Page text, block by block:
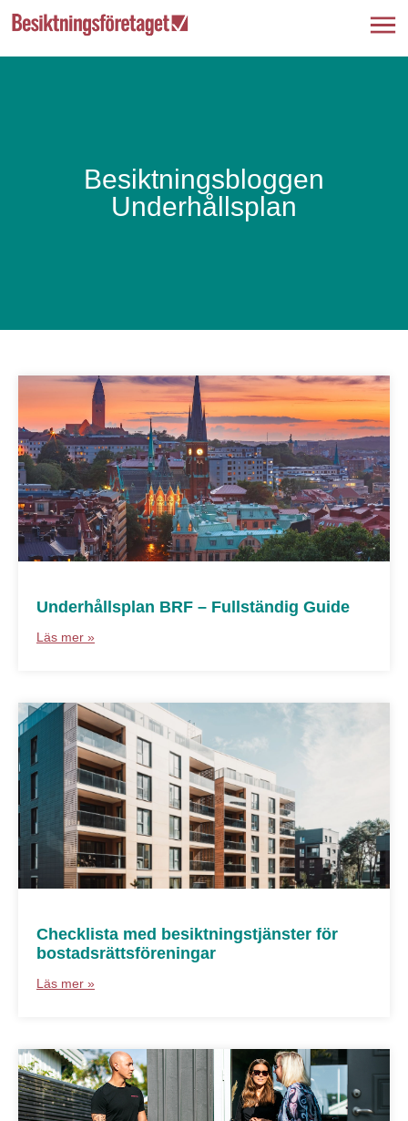
Besiktningsbloggen
Underhållsplan
Underhållsplan BRF – Fullständig Guide
Läs mer »
Checklista med besiktningstjänster för
bostadsrättsföreningar
Läs mer »